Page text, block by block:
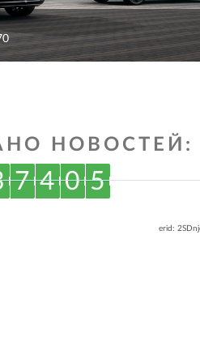
НОВОСТЕЙ:
7 4 0 5
erid: